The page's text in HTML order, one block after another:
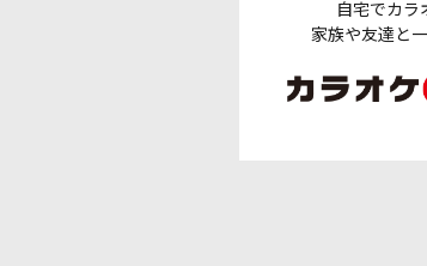
自宅でカラ
家族や友達と